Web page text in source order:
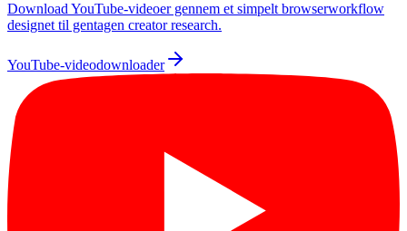
Download YouTube-videoer gennem et simpelt browserworkflow
designet til gentagen creator research.
YouTube-videodownloader